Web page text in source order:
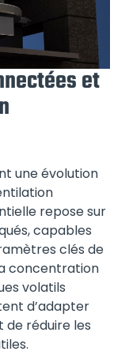
et
une évolution
repose sur
capables
clés de
concentration
volatils
d’adapter
de réduire les